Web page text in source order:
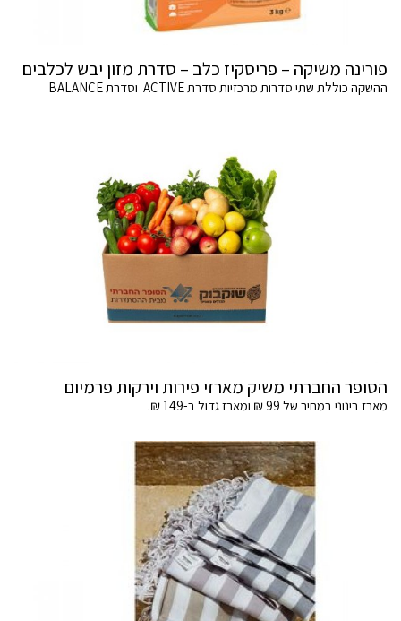
פורינה משיקה – פריסקיז כלב – סדרת מזון יבש לכלבים
ההשקה כוללת שתי סדרות מרכזיות סדרת ACTIVE וסדרת BALANCE
הסופר החברתי משיק מארזי פירות וירקות פרמיום
מארז בינוני במחיר של 99 ₪ ומארז גדול ב-149 ₪.